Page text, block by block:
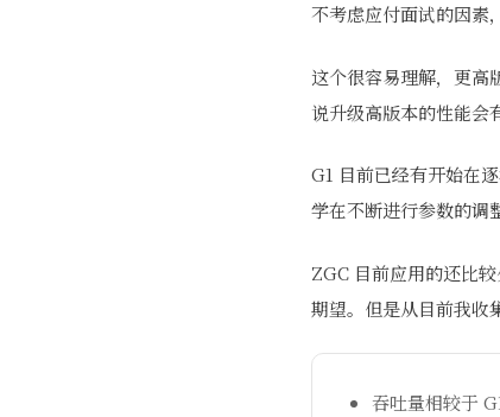
不考虑应付面试的因素
这个很容易理解，更高
说升级高版本的性能会
G1 目前已经有开始在
学在不断进行参数的调
ZGC 目前应用的还比
期望。但是从目前我收
吞吐量相较于